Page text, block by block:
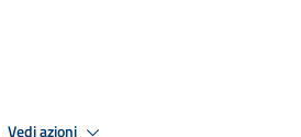
Vedi azioni